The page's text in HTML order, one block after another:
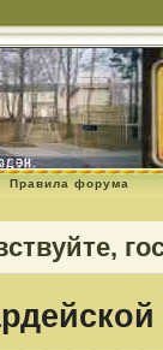
Правила форума